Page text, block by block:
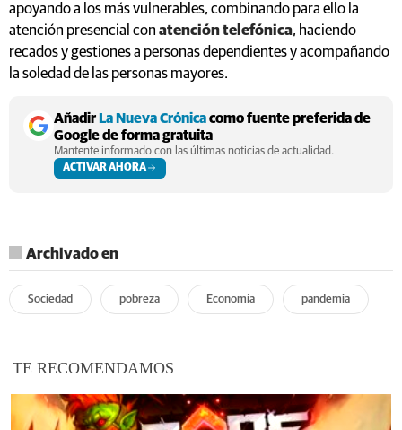
apoyando a los más vulnerables, combinando para ello la
atención presencial con atención telefónica, haciendo
recados y gestiones a personas dependientes y acompañando
la soledad de las personas mayores.
AñadirLa Nueva Crónicacomo fuente preferida de
Google de forma gratuita
Mantente informado con las últimas noticias de actualidad.
ACTIVAR AHORA
Archivado en
Sociedad pobreza Economía pandemia
TE RECOMENDAMOS